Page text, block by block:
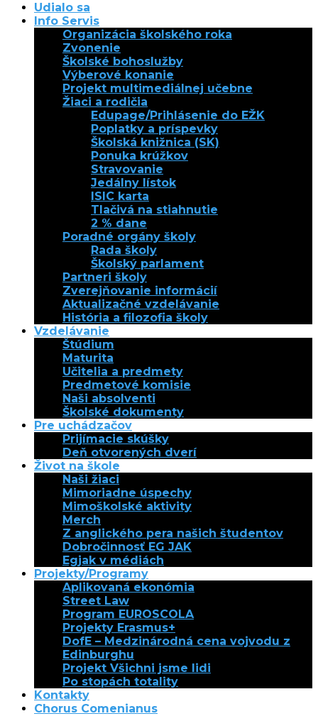
Udialo sa
Info Servis
Organizácia školského roka
Zvonenie
Školské bohoslužby
Výberové konanie
Projekt multimediálnej učebne
Žiaci a rodičia
Edupage/Prihlásenie do EŽK
Poplatky a príspevky
Školská knižnica (SK)
Ponuka krúžkov
Stravovanie
Jedálny lístok
ISIC karta
Tlačivá na stiahnutie
2 % dane
Poradné orgány školy
Rada školy
Školský parlament
Partneri školy
Zverejňovanie informácií
Aktualizačné vzdelávanie
História a filozofia školy
Vzdelávanie
Štúdium
Maturita
Učitelia a predmety
Predmetové komisie
Naši absolventi
Školské dokumenty
Pre uchádzačov
Prijímacie skúšky
Deň otvorených dverí
Život na škole
Naši žiaci
Mimoriadne úspechy
Mimoškolské aktivity
Merch
Z anglického pera našich študentov
Dobročinnosť EG JAK
Egjak v médiách
Projekty/Programy
Aplikovaná ekonómia
Street Law
Program EUROSCOLA
Projekty Erasmus+
DofE – Medzinárodná cena vojvodu z
Edinburghu
Projekt Všichni jsme lidi
Po stopách totality
Kontakty
Chorus Comenianus